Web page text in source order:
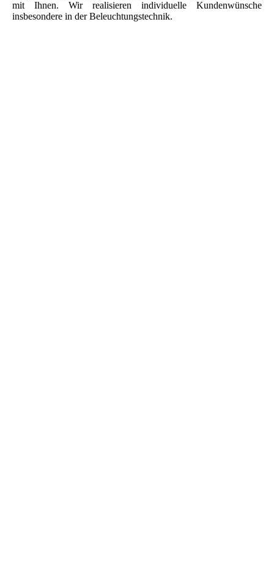
mit Ihnen. Wir realisieren individuelle Kundenwünsche
insbesondere in der Beleuchtungstechnik.